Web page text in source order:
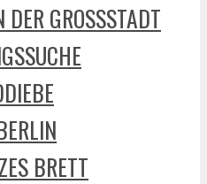
GROSSSTADT
BRETT